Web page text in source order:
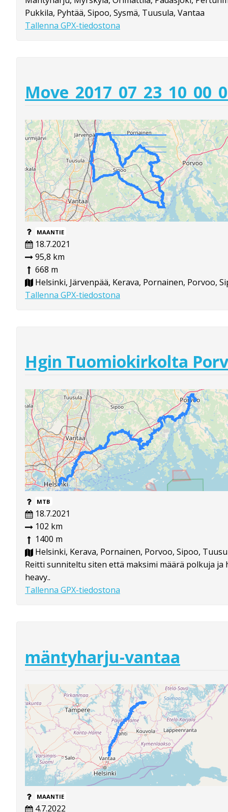
Pukkila, Pyhtää, Sipoo, Sysmä, Tuusula, Vantaa
Tallenna GPX-tiedostona
MAANTIE
18.7.2021
95,8 km
668 m
Helsinki, Järvenpää, Kerava, Pornainen, Porvoo,
Tallenna GPX-tiedostona
Hgin Tuomiokirkolta
MTB
18.7.2021
102 km
1400 m
Helsinki, Kerava, Pornainen, Porvoo, Sipoo,
Reitti sunniteltu siten että maksimi määrä polkuja ja
heavy..
Tallenna GPX-tiedostona
mäntyharju-vantaa
MAANTIE
4.7.2022